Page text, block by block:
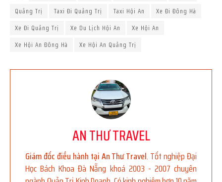
Quảng Trị
Taxi Đi Quảng Trị Taxi Hội An
Xe Đi Đông Hà
Xe Đi Quảng Trị
Xe Du Lịch Hội An
Xe Hội An
Xe Hội An Đông Hà
Xe Hội An Quảng Trị
AN THƯ TRAVEL
Giám đốc điều hành tại An Thư Travel. Tốt nghiệp Đại
Học Bách Khoa Đà Nẵng khoá 2003 - 2007 chuyên